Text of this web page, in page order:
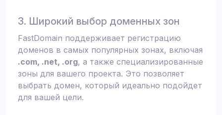
3. Широкий выбор доменных зон
FastDomain поддерживает регистрацию
доменов в самых популярных зонах, включая
.com, .net, .org, а также специализированные
зоны для вашего проекта. Это позволяет
выбрать домен, который идеально подойдет
для вашей цели.